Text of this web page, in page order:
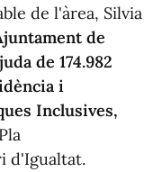
de l'àrea, Silvia
de
de 174.982
i
Inclusives,
d'Igualtat.